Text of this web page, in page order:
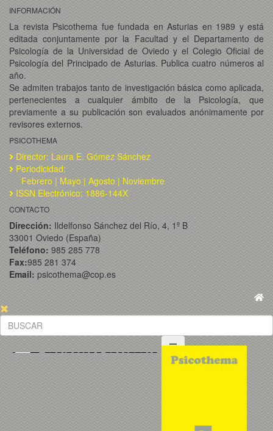
INFORMACIÓN
La revista Psicothema fue fundada en Asturias en 1989 y está
editada conjuntamente por la Facultad y el Departamento de
Psicología de la Universidad de Oviedo y el Colegio Oficial de
Psicología del Principado de Asturias. Publica cuatro números al
año.
Se admiten trabajos tanto de investigación básica como aplicada,
pertenecientes a cualquier ámbito de la Psicología, que
previamente a su publicación son evaluados anónimamente por
revisores externos.
PSICOTHEMA
Director: Laura E. Gómez Sánchez
Periodicidad:
Febrero | Mayo | Agosto | Noviembre
ISSN Electrónico: 1886-144X
CONTACTO
Dirección: Ildelfonso Sánchez del Río, 4, 1º B
33001 Oviedo (España)
Teléfono: 985 285 778
Fax:985 281 374
Email: psicothema@cop.es